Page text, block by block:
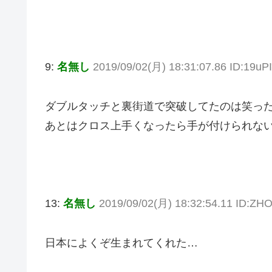
9: 名無し 2019/09/02(月) 18:31:07.86
ダブルタッチと裏街道で突破してたのは笑っ
あとはクロス上手くなったら手が付けられな
13: 名無し 2019/09/02(月) 18:32:54.11
日本によくぞ生まれてくれた…